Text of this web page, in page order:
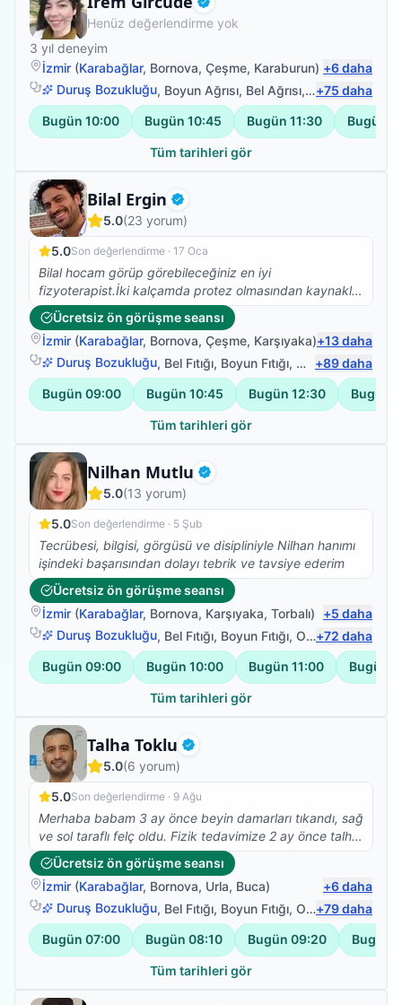
Doğrulanmış
Henüz değerlendirme yok
3 yıl deneyim
İzmir (Karabağlar, Bornova, Çeşme, Karaburun) +6daha
Duruş Bozukluğu, Boyun Ağrısı, Bel Ağrısı, Manuel
+75 daha
Bugün 10:00 Bugün 10:45 Bugün 11:30 Bugün
Tüm tarihleri gör
Bilal Ergin Doğrulanmış
Fizyoterapist
5.0(23 yorum)
5.0Son değerlendirme · 17 Oca
Bilal hocam görüp görebileceğiniz en iyi
fizyoterapist.İki kalçamda protez olmasından kaynaklı
Skolyoz başlangıcı teşhisi kondu. Ağrılarımın artması
nedeniyle fizyoterapist arayışına girdim ve Bilal
Hocamla çalışmaya başladık. Abartmıyorum iki
seanstan sonra belimdeki ağrılar yok oldu.Dik durmaya
başladım. Ve yürüyüşüm düzeldi.Kendisinin bilgisi
güleryüzü ve modum düştüğünde pozitif yaklaşımıyla
harika bir iş başardı. Kendimi çok iyi
hissediyorum.Fizyoterapim devam ediyor.Emeklerinize
sağlık.
Ücretsiz ön görüşme seansı
İzmir (Karabağlar, Bornova, Çeşme, Karşıyaka)+13daha
Duruş Bozukluğu, Bel Fıtığı, Boyun Fıtığı, Omuz Bağ
+89daha
Bugün 09:00 Bugün 10:45 Bugün 12:30 Bugün
Tüm tarihleri gör
Nilhan Mutlu Doğrulanmış
Fizyoterapist
5.0(13 yorum)
5.0Son değerlendirme · 5 Şub
Tecrübesi, bilgisi, görgüsü ve disipliniyle Nilhan hanımı
işindeki başarısından dolayı tebrik ve tavsiye ederim
Ücretsiz ön görüşme seansı
İzmir (Karabağlar, Bornova, Karşıyaka, Torbalı) +5 daha
Duruş Bozukluğu, Bel Fıtığı, Boyun Fıtığı, Omuz Bağ Yaralanması +72 daha
Bugün 09:00 Bugün 10:00 Bugün 11:00 Bugün
Tüm tarihleri gör
Talha Toklu Doğrulanmış
Fizyoterapist
5.0(6 yorum)
5.0Son değerlendirme · 9 Ağu
Merhaba babam 3 ay önce beyin damarları tıkandı, sağ
ve sol taraflı felç oldu. Fizik tedavimize 2 ay önce talha
beyle başladık çok olumlu ve güzel sonuçlar aldık,
şükürler olsun ki yatalak olan babam bugün ilk defa
kendi başına ayağa kalkabildi, çok mutluyum, talha
bey gerçekten de alanında çok iyi ve işini severek
yapıyor, ayrıyetten de çok mütevazi ve güler yüzlü
olması ayrı bir güzel. Tedavimiz şuanda da devam
ediyor, Buradan talha beye sonsuz teşekkürlerimi
iletiyorum, RABBİM her daim sizinle olsun.
Ücretsiz ön görüşme seansı
İzmir (Karabağlar, Bornova, Urla, Buca) +6daha
Duruş Bozukluğu, Bel Fıtığı, Boyun Fıtığı, Omuz Bağ Yaralanması +79daha
Bugün 07:00 Bugün 08:10 Bugün 09:20 Bugün
Tüm tarihleri gör